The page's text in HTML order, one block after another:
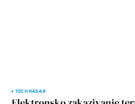
TECH RADAR